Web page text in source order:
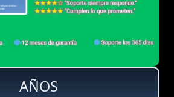
AÑOS